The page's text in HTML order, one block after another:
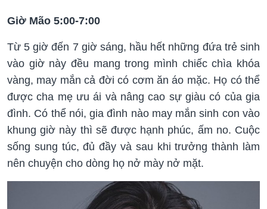
Giờ Mão 5:00-7:00
Từ 5 giờ đến 7 giờ sáng, hầu hết những đứa trẻ sinh
vào giờ này đều mang trong mình chiếc chìa khóa
vàng, may mắn cả đời có cơm ăn áo mặc. Họ có thể
được cha mẹ ưu ái và nâng cao sự giàu có của gia
đình. Có thể nói, gia đình nào may mắn sinh con vào
khung giờ này thì sẽ được hạnh phúc, ấm no. Cuộc
sống sung túc, đủ đầy và sau khi trưởng thành làm
nên chuyện cho dòng họ nở mày nở mặt.